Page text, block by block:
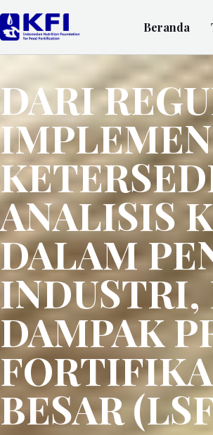
Beranda
DARI
ANALISIS
DALAM
INDUSTRI,
DAMPAK
BESAR